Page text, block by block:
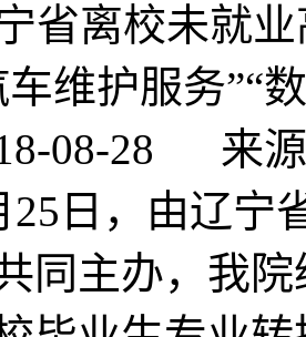
省离校未就
维护服务”“
08-28 来
25日，由辽宁
同主办，我